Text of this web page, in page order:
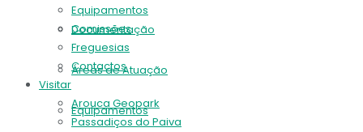
Documentação
Áreas de Atuação
Equipamentos
Equipamentos
Comissões
Freguesias
Contactos
Visitar
Arouca Geopark
Passadiços do Paiva